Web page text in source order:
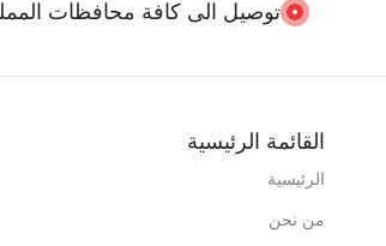
توصيل الى كافة محافظات
القائمة الرئيسية
الرئيسية
من نحن